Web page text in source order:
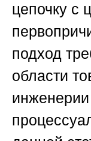
цепочку с
подход
области
инженерии